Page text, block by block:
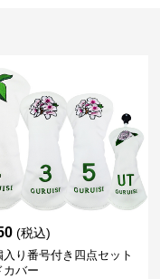
(税込)
入り番号付き四点セット
カバー